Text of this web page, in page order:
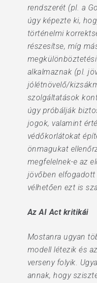
rendszerét (pl. a
úgy képezte ki,
történelmi
részesítse, míg
alkalmaznak (pl.
jólétnövelő/
szolgáltatások
úgy próbálják
jogok, valamint
védőkorlátokat
önmagukat
megfelelnek-e az
jövőben
vélhetően ezt is
Az AI Act kritikái
Mostanra ugyan
modell létezik és
verseny folyik.
annak, hogy